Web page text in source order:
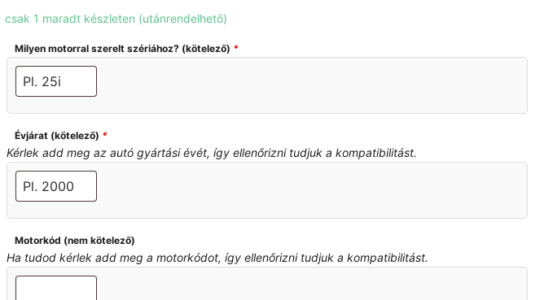
Új, bontatlan termékek.
A megadott egy szettre vonatkozik (23db)
Szükséges mennyiség 23db.
Bal oldali-jobb oldali szett
csak 1 maradt készleten (utánrendelhető)
Milyen motorral szerelt szériához? (kötelező) *
Évjárat (kötelező) *
Kérlek add meg az autó gyártási évét, így ellenőrizni tudjuk a kompatibilitást.
Motorkód (nem kötelező)
Ha tudod kérlek add meg a motorkódot, így ellenőrizni tudjuk a kompatibilitást.